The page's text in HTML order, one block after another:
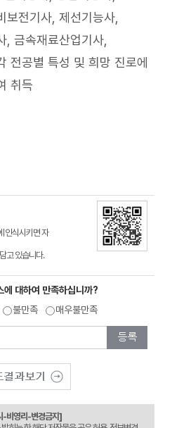
보전기사, 제선기능사,
, 금속재료산업기사,
전공별 특성 및 희망 진로에
취득
인식시키면 자
고 있습니다.
에 대하여 만족하십니까?
불만족 매우불만족
-비영리-변경금지]